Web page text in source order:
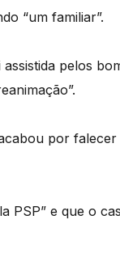
“um familiar”.
pelos
por
PSP” e que o